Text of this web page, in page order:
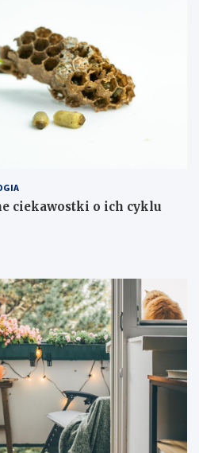
ciekawostki o ich cyklu